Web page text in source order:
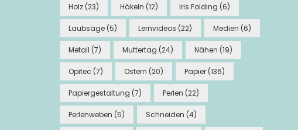
Holz (23) Häkeln (12) Iris Folding (6)
Laubsäge (5) Lernvideos (22) Medien (6)
Metall (7) Muttertag (24) Nähen (19)
Opitec (7) Ostern (20) Papier (136)
Papiergestaltung (7) Perlen (22)
Perlenweben (5) Schneiden (4)